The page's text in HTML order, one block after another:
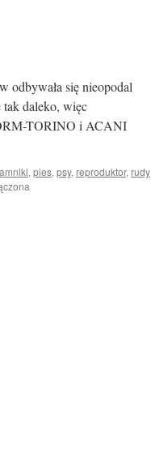
odbywała się nieopodal
tak daleko, więc
TORINO i ACANI
, pies, psy, reproduktor, rudy